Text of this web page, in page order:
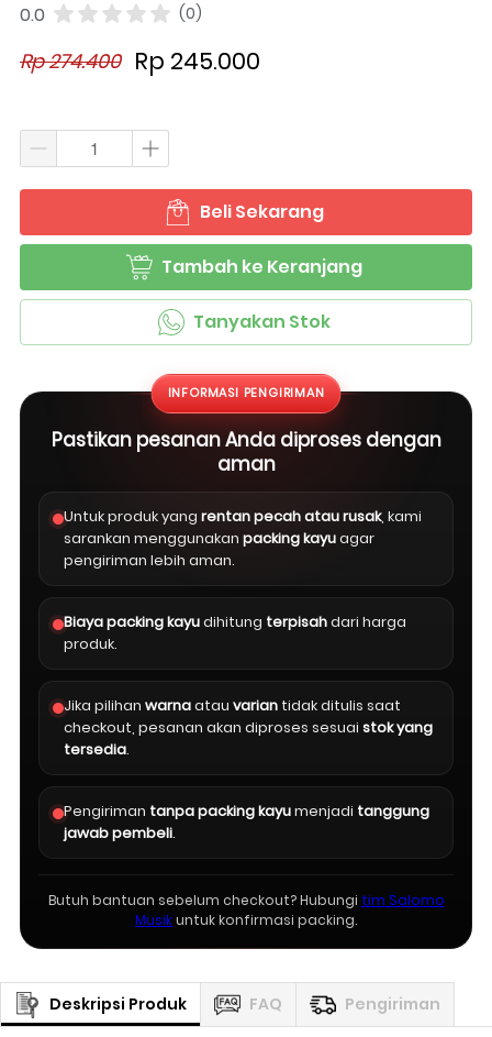
0.0 (0)
Rp 274.400 Rp 245.000
` Beli Sekarang
` Tambah ke Keranjang
` Tanyakan Stok
INFORMASI PENGIRIMAN
Pastikan pesanan Anda diproses dengan
aman
Untuk produk yang rentan pecah atau rusak, kami
sarankan menggunakan packing kayuagar
pengiriman lebih aman.
Biaya packing kayudihitung terpisahdari harga
produk.
Jika pilihan warnaatau varian tidak ditulis saat
checkout, pesanan akan diproses sesuai stok yang
tersedia.
Pengiriman tanpa packing kayumenjadi tanggung
jawab pembeli.
Butuh bantuan sebelum checkout? Hubungi tim Salomo
Musikuntuk konfirmasi packing.
Deskripsi Produk FAQ Pengiriman